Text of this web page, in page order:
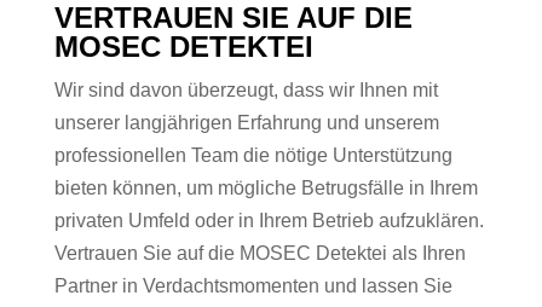
VERTRAUEN SIE AUF DIE
MOSEC DETEKTEI
Wir sind davon überzeugt, dass wir Ihnen mit
unserer langjährigen Erfahrung und unserem
professionellen Team die nötige Unterstützung
bieten können, um mögliche Betrugsfälle in Ihrem
privaten Umfeld oder in Ihrem Betrieb aufzuklären.
Vertrauen Sie auf die MOSEC Detektei als Ihren
Partner in Verdachtsmomenten und lassen Sie